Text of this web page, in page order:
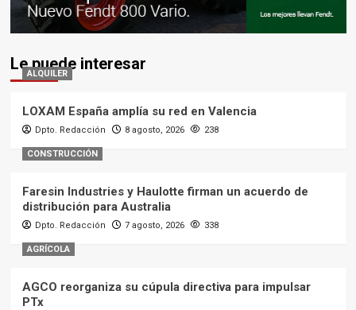
Le puede interesar
ALQUILER
LOXAM España amplía su red en Valencia
Dpto. Redacción 8 agosto, 2026 238
CONSTRUCCIÓN
Faresin Industries y Haulotte firman un acuerdo de
distribución para Australia
Dpto. Redacción 7 agosto, 2026 338
AGRÍCOLA
AGCO reorganiza su cúpula directiva para impulsar
PTx